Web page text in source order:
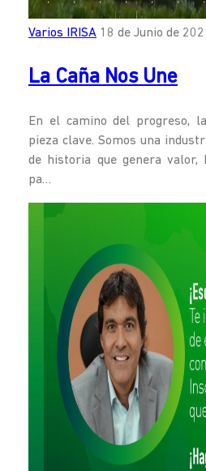
Varios IRISA 18 de Junio de
La Caña Nos Une
En el camino del progreso,
pieza clave. Somos una
de historia que genera valor,
pa…